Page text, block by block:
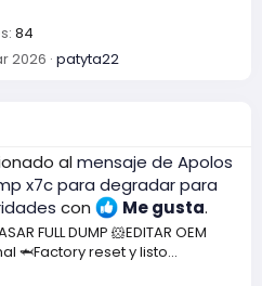
84
2026 patyta22
almensaje de Apolos
x7c para degradar para
con Me gusta.
FULL DUMP 🐹EDITAR OEM
🦈Factory reset y listo...